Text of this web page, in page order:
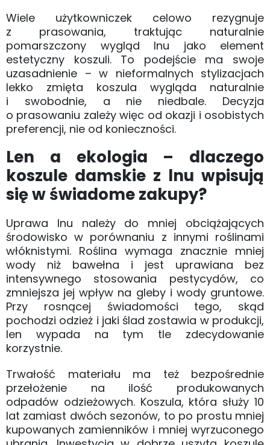
Wiele użytkowniczek celowo rezygnuje
z prasowania, traktując naturalnie
pomarszczony wygląd lnu jako element
estetyczny koszuli. To podejście ma swoje
uzasadnienie – w nieformalnych stylizacjach
lekko zmięta koszula wygląda naturalnie
i swobodnie, a nie niedbale. Decyzja
o prasowaniu zależy więc od okazji i osobistych
preferencji, nie od konieczności.
Len a ekologia – dlaczego
koszule damskie z lnu wpisują
się w świadome zakupy?
Uprawa lnu należy do mniej obciążających
środowisko w porównaniu z innymi roślinami
włóknistymi. Roślina wymaga znacznie mniej
wody niż bawełna i jest uprawiana bez
intensywnego stosowania pestycydów, co
zmniejsza jej wpływ na gleby i wody gruntowe.
Przy rosnącej świadomości tego, skąd
pochodzi odzież i jaki ślad zostawia w produkcji,
len wypada na tym tle zdecydowanie
korzystnie.
Trwałość materiału ma też bezpośrednie
przełożenie na ilość produkowanych
odpadów odzieżowych. Koszula, która służy 10
lat zamiast dwóch sezonów, to po prostu mniej
kupowanych zamienników i mniej wyrzuconego